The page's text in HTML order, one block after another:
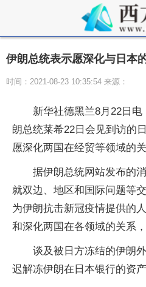
伊朗总统表示愿深化与日本
时间：2021-08-23 10:35:54 来源：
新华社德黑兰8月22日
朗总统莱希22日会见到访的
愿深化两国在经贸等领域的关
据伊朗总统网站发布的
就双边、地区和国际问题等
为伊朗抗击新冠疫情提供的
和深化两国在各领域的关系
谈及被日方冻结的伊朗
迟解冻伊朗在日本银行的资产